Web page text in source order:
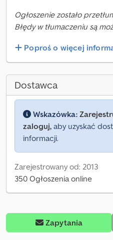
Ogłoszenie zostało
Błędy w tłumaczeniu są
Poproś o więcej
Dostawca
Wskazówka:
zaloguj, aby uzyskać
informacji.
Zarejestrowany od: 2013
350 Ogłoszenia online
Zapytania